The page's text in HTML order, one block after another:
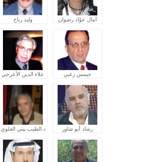
آمال عوّاد رضوان وليد رباح
جيمس زغبي علاء الدين الأعرجي
رشاد أبو شاور د.الطيب بيتي العلوي